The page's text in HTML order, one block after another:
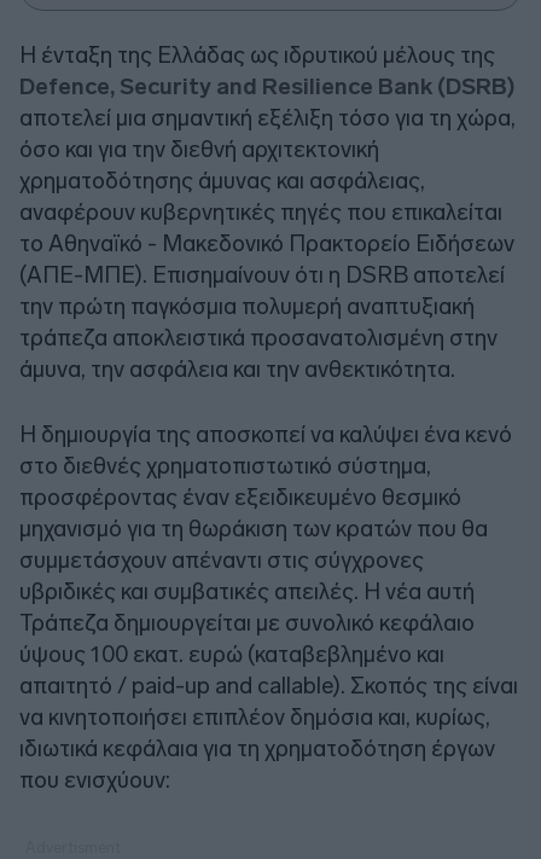
Η ένταξη της Ελλάδας ως ιδρυτικού μέλους της
Defence, Security and Resilience Bank (DSRB)
αποτελεί μια σημαντική εξέλιξη τόσο για τη χώρα,
όσο και για την διεθνή αρχιτεκτονική
χρηματοδότησης άμυνας και ασφάλειας,
αναφέρουν κυβερνητικές πηγές που επικαλείται
το Αθηναϊκό - Μακεδονικό Πρακτορείο Ειδήσεων
(ΑΠΕ-ΜΠΕ). Επισημαίνουν ότι η DSRB αποτελεί
την πρώτη παγκόσμια πολυμερή αναπτυξιακή
τράπεζα αποκλειστικά προσανατολισμένη στην
άμυνα, την ασφάλεια και την ανθεκτικότητα.
Η δημιουργία της αποσκοπεί να καλύψει ένα κενό
στο διεθνές χρηματοπιστωτικό σύστημα,
προσφέροντας έναν εξειδικευμένο θεσμικό
μηχανισμό για τη θωράκιση των κρατών που θα
συμμετάσχουν απέναντι στις σύγχρονες
υβριδικές και συμβατικές απειλές. Η νέα αυτή
Τράπεζα δημιουργείται με συνολικό κεφάλαιο
ύψους 100 εκατ. ευρώ (καταβεβλημένο και
απαιτητό / paid-up and callable). Σκοπός της είναι
να κινητοποιήσει επιπλέον δημόσια και, κυρίως,
ιδιωτικά κεφάλαια για τη χρηματοδότηση έργων
που ενισχύουν: